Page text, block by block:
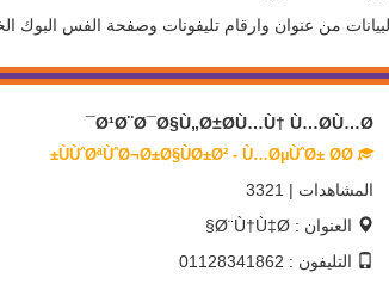
من عنوان وارقام تليفونات وصفحة الفس البوك
Ø¹Ø¨Ø¯Ø§Ù„Ø±Ø­Ù…Ù† Ù…Ø­Ù…Ø¯
المشاهدات | 3321
العنوان : Ø¨Ù†Ù‡Ø§
التليفون : 01128341862